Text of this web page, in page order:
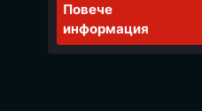
Повече
информация